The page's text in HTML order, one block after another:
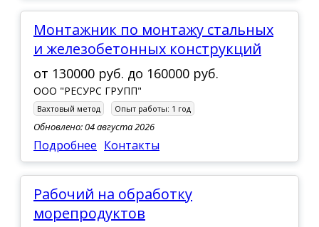
Монтажник по монтажу стальных
и железобетонных конструкций
от 130000 руб. до 160000 руб.
ООО "РЕСУРС ГРУПП"
Вахтовый метод Опыт работы: 1 год
Обновлено: 04 августа 2026
Подробнее Контакты
Рабочий на обработку
морепродуктов